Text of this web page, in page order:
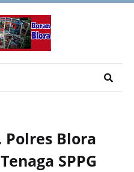
Polres Blora
SPPG